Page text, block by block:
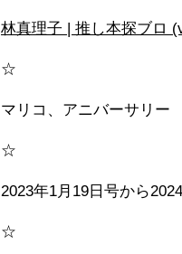
林真理子 | 推し本探ブロ
☆
マリコ、アニバーサリ
☆
2023年1月19日号から
☆